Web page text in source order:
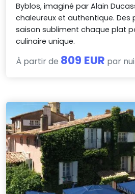
Byblos, imaginé par Alain
chaleureux et authentique.
saison subliment chaque plat
culinaire unique.
À partir de 809 EUR par